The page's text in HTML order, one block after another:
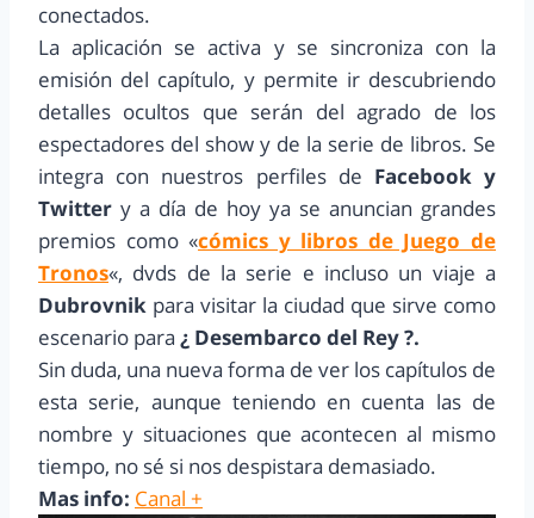
conectados.
La aplicación se activa y se sincroniza con la
emisión del capítulo, y permite ir descubriendo
detalles ocultos que serán del agrado de los
espectadores del show y de la serie de libros. Se
integra con nuestros perfiles de Facebook y
Twitter y a día de hoy ya se anuncian grandes
premios como «cómics y libros de Juego de
Tronos«, dvds de la serie e incluso un viaje a
Dubrovnik para visitar la ciudad que sirve como
escenario para ¿ Desembarco del Rey ?.
Sin duda, una nueva forma de ver los capítulos de
esta serie, aunque teniendo en cuenta las de
nombre y situaciones que acontecen al mismo
tiempo, no sé si nos despistara demasiado.
Mas info: Canal +